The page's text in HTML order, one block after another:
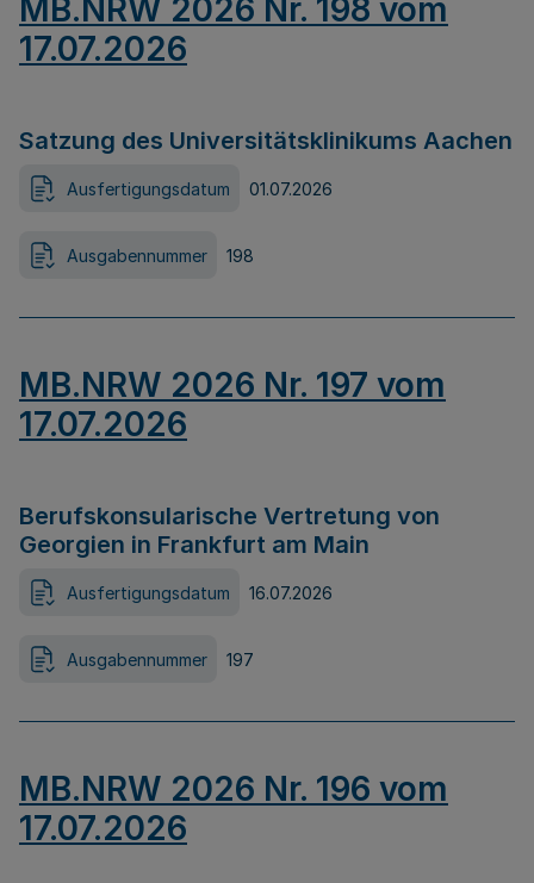
MB.NRW 2026 Nr. 198 vom
17.07.2026
Satzung des Universitätsklinikums Aachen
Ausfertigungsdatum 01.07.2026
Ausgabennummer 198
MB.NRW 2026 Nr. 197 vom
17.07.2026
Berufskonsularische Vertretung von
Georgien in Frankfurt am Main
Ausfertigungsdatum 16.07.2026
Ausgabennummer 197
MB.NRW 2026 Nr. 196 vom
17.07.2026